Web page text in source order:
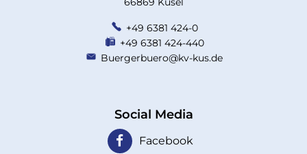
+49 6381 424-0
+49 6381 424-440
Buergerbuero@kv-kus.de
Social Media
Facebook